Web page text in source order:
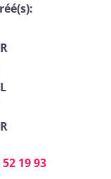
19 93